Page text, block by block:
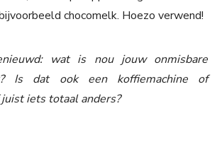
chocomelk. Hoezo verwend!
wat is nou jouw onmisbare
Is dat ook een koffiemachine of
iets totaal anders?